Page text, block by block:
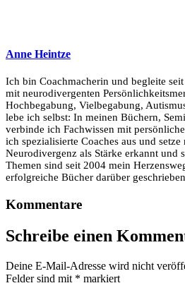
Anne Heintze
Ich bin Coachmacherin und begleite
mit neurodivergenten
Hochbegabung, Vielbegabung,
lebe ich selbst: In meinen Büchern,
verbinde ich Fachwissen mit
ich spezialisierte Coaches aus und
Neurodivergenz als Stärke erkannt
Themen sind seit 2004 mein
erfolgreiche Bücher darüber
Kommentare
Schreibe einen
Deine E-Mail-Adresse wird nicht
Felder sind mit * markiert